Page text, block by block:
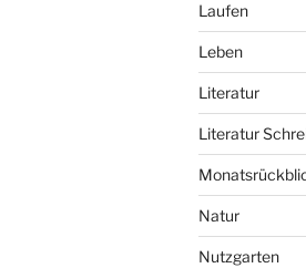
Laufen
Leben
Literatur
Literatur
Natur
Nutzgarten